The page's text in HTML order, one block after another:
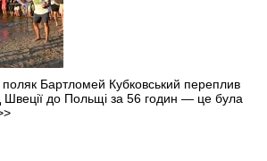
Бартломей Кубковський переплив
Швеції до Польщі за 56 годин — це була